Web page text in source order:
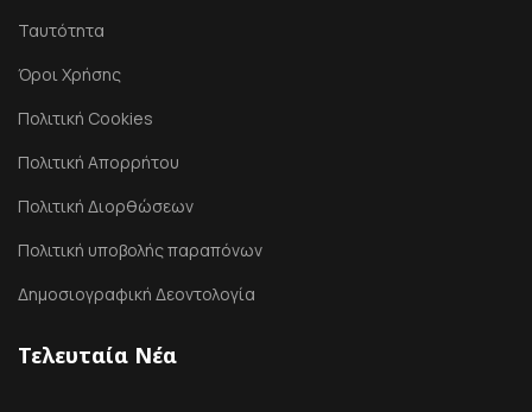
Ταυτότητα
Όροι Χρήσης
Πολιτική Cookies
Πολιτική Απορρήτου
Πολιτική Διορθώσεων
Πολιτική υποβολής παραπόνων
Δημοσιογραφική Δεοντολογία
Τελευταία Νέα